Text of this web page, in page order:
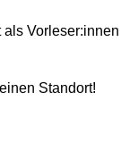
Standort!